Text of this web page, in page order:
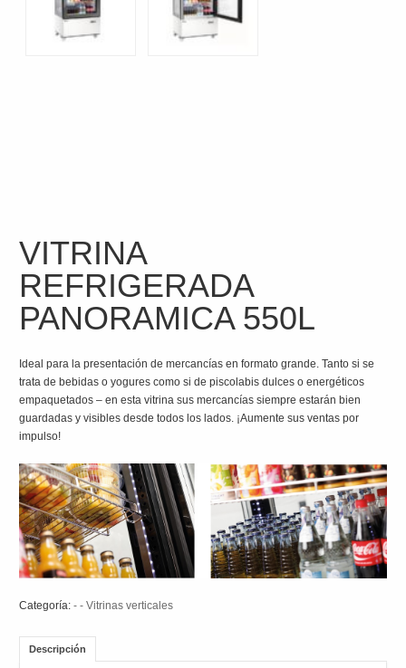
VITRINA
REFRIGERADA
PANORAMICA 550L
Ideal para la presentación de mercancías en formato grande. Tanto si se
trata de bebidas o yogures como si de piscolabis dulces o energéticos
empaquetados – en esta vitrina sus mercancías siempre estarán bien
guardadas y visibles desde todos los lados. ¡Aumente sus ventas por
impulso!
Categoría:- - Vitrinas verticales
Descripción